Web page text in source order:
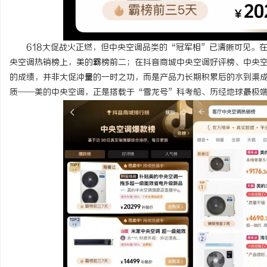
618大促战火正燃，但中央空调品类的“冠军相”已清晰可见。
央空调热销榜上，美的霸榜前二；在抖音商城中央空调好评榜、中
的成绩，并非大促冲量的一时之功，而是产品力长期积累后的水到
质——美的中央空调，正是搭载于“雪龙号”科考船、历经地球最极